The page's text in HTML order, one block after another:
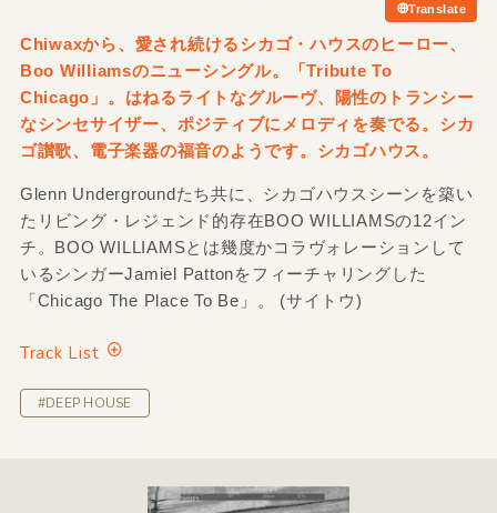
Translate
Chiwaxから、愛され続けるシカゴ・ハウスのヒーロー、
Boo Williamsのニューシングル。「Tribute To
Chicago」。はねるライトなグルーヴ、陽性のトランシー
なシンセサイザー、ポジティブにメロディを奏でる。シカ
ゴ讃歌、電子楽器の福音のようです。シカゴハウス。
Glenn Undergroundたち共に、シカゴハウスシーンを築い
たリビング・レジェンド的存在BOO WILLIAMSの12イン
チ。BOO WILLIAMSとは幾度かコラヴォレーションして
いるシンガーJamiel Pattonをフィーチャリングした
「Chicago The Place To Be」。 (サイトウ)
Track List
#DEEP HOUSE